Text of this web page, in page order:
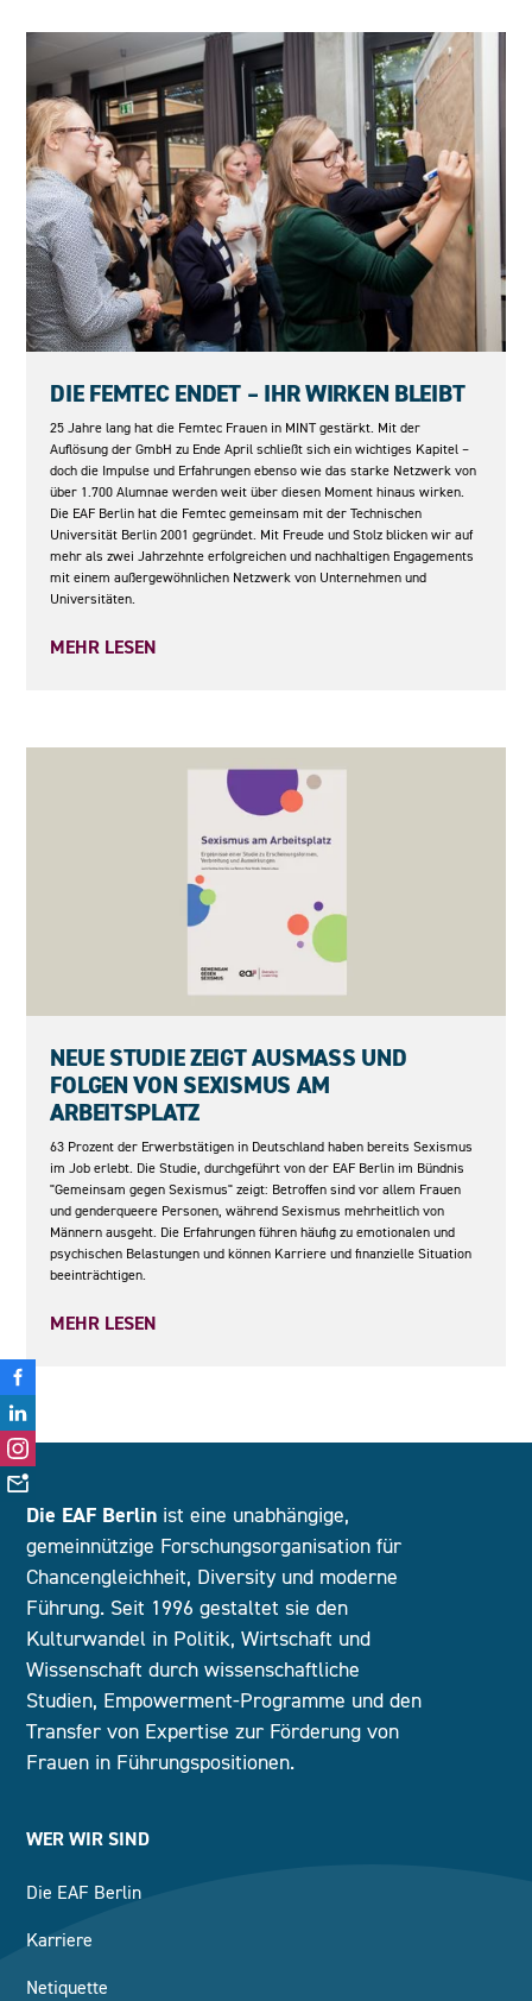
DIE FEMTEC ENDET – IHR WIRKEN BLEIBT
25 Jahre lang hat die Femtec Frauen in MINT gestärkt. Mit der
Auflösung der GmbH zu Ende April schließt sich ein wichtiges Kapitel –
doch die Impulse und Erfahrungen ebenso wie das starke Netzwerk von
über 1.700 Alumnae werden weit über diesen Moment hinaus wirken.
Die EAF Berlin hat die Femtec gemeinsam mit der Technischen
Universität Berlin 2001 gegründet. Mit Freude und Stolz blicken wir auf
mehr als zwei Jahrzehnte erfolgreichen und nachhaltigen Engagements
mit einem außergewöhnlichen Netzwerk von Unternehmen und
Universitäten.
MEHR LESEN
NEUE STUDIE ZEIGT AUSMASS UND F
OLGEN VON SEXISMUS AM A
RBEITSPLATZ
63 Prozent der Erwerbstätigen in Deutschland haben bereits Sexismus
im Job erlebt. Die Studie, durchgeführt von der EAF Berlin im Bündnis
"Gemeinsam gegen Sexismus" zeigt: Betroffen sind vor allem Frauen
und genderqueere Personen, während Sexismus mehrheitlich von
Männern ausgeht. Die Erfahrungen führen häufig zu emotionalen und
psychischen Belastungen und können Karriere und finanzielle Situation
beeinträchtigen.
MEHR LESEN
Die EAF Berlin ist eine unabhängige,
gemeinnützige Forschungsorganisation für
Chancengleichheit, Diversity und moderne
Führung. Seit 1996 gestaltet sie den
Kulturwandel in Politik, Wirtschaft und
Wissenschaft durch wissenschaftliche
Studien, Empowerment-Programme und den
Transfer von Expertise zur Förderung von
Frauen in Führungspositionen.
WER WIR SIND
Die EAF Berlin
Karriere
Netiquette